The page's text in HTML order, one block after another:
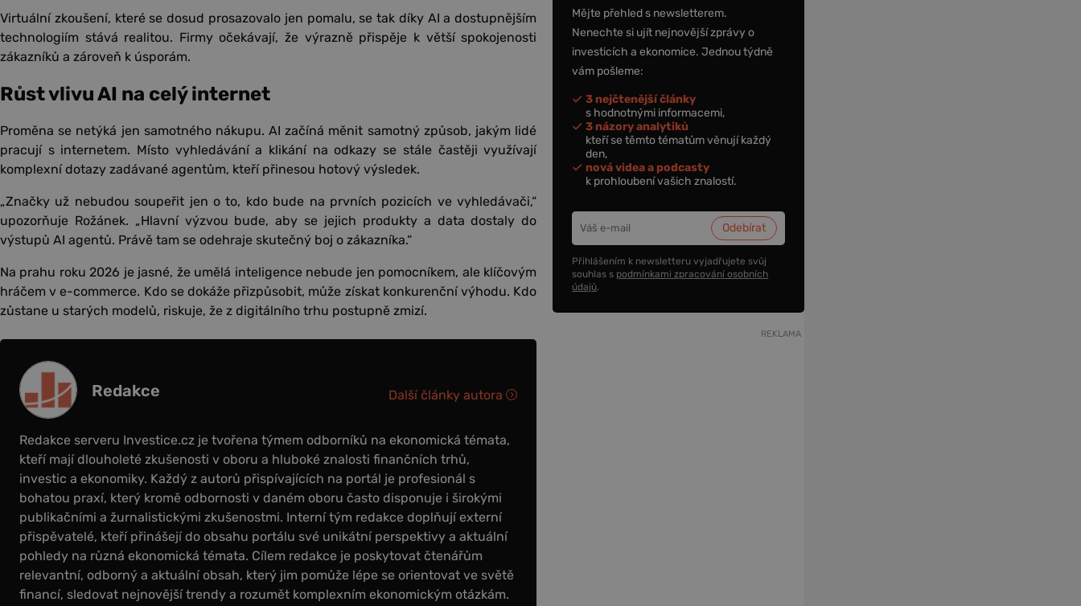
Virtuální zkoušení, které se dosud prosazovalo jen pomalu, se tak díky AI a dostupnějším
technologiím stává realitou. Firmy očekávají, že výrazně přispěje k větší spokojenosti
zákazníků a zároveň k úsporám.
Růst vlivu AI na celý internet
Proměna se netýká jen samotného nákupu. AI začíná měnit samotný způsob, jakým lidé
pracují s internetem. Místo vyhledávání a klikání na odkazy se stále častěji využívají
komplexní dotazy zadávané agentům, kteří přinesou hotový výsledek.
„Značky už nebudou soupeřit jen o to, kdo bude na prvních pozicích ve vyhledávači,“
upozorňuje Rožánek. „Hlavní výzvou bude, aby se jejich produkty a data dostaly do
výstupů AI agentů. Právě tam se odehraje skutečný boj o zákazníka.“
Na prahu roku 2026 je jasné, že umělá inteligence nebude jen pomocníkem, ale klíčovým
hráčem v e-commerce. Kdo se dokáže přizpůsobit, může získat konkurenční výhodu. Kdo
zůstane u starých modelů, riskuje, že z digitálního trhu postupně zmizí.
Redakce
Redakce serveru Investice.cz je tvořena týmem odborníků na ekonomická témata,
kteří mají dlouholeté zkušenosti v oboru a hluboké znalosti finančních trhů,
investic a ekonomiky. Každý z autorů přispívajících na portál je profesionál s
bohatou praxí, který kromě odbornosti v daném oboru často disponuje i širokými
publikačními a žurnalistickými zkušenostmi. Interní tým redakce doplňují externí
přispěvatelé, kteří přinášejí do obsahu portálu své unikátní perspektivy a aktuální
pohledy na různá ekonomická témata. Cílem redakce je poskytovat čtenářům
relevantní, odborný a aktuální obsah, který jim pomůže lépe se orientovat ve světě
financí, sledovat nejnovější trendy a rozumět komplexním ekonomickým otázkám.
Další články autora
Mějte přehled s newsletterem.
Nenechte si ujít nejnovější zprávy o
investicích a ekonomice. Jednou týdně
vám pošleme:
3 nejčtenější články
s hodnotnými informacemi,
3 názory analytiků
kteří se těmto tématům věnují každý
den,
nová videa a podcasty
k prohloubení vašich znalostí.
Přihlášením k newsletteru vyjadřujete svůj
souhlas s podmínkami zpracování osobních
údajů.
REKLAMA